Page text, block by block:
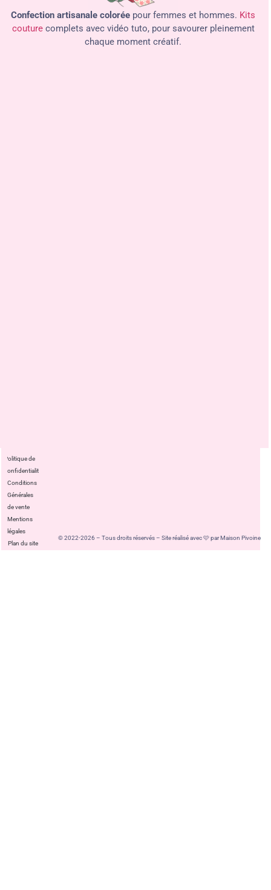
Confection artisanale colorée pour femmes et hommes. Kits
couturecomplets avec vidéo tuto, pour savourer pleinement
chaque moment créatif.
Politique de
confidentialité
Conditions
Générales
de vente
Mentions
légales
Plan du site
© 2022-2026 – Tous droits réservés – Site réalisé avec 🩷 par Maison Pivoine